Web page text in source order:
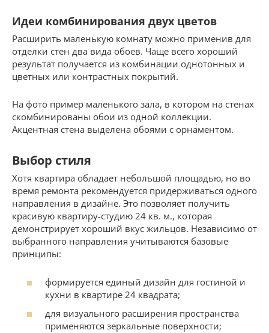
Идеи комбинирования двух цветов
Расширить маленькую комнату можно применив для
отделки стен два вида обоев. Чаще всего хороший
результат получается из комбинации однотонных и
цветных или контрастных покрытий.
На фото пример маленького зала, в котором на стенах
скомбинированы обои из одной коллекции.
Акцентная стена выделена обоями с орнаментом.
Выбор стиля
Хотя квартира обладает небольшой площадью, но во
время ремонта рекомендуется придерживаться одного
направления в дизайне. Это позволяет получить
красивую квартиру-студию 24 кв. м., которая
демонстрирует хороший вкус жильцов. Независимо от
выбранного направления учитываются базовые
принципы:
формируется единый дизайн для гостиной и
кухни в квартире 24 квадрата;
для визуального расширения пространства
применяются зеркальные поверхности;